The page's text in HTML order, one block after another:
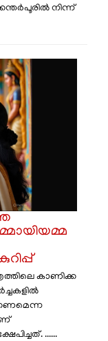
നിന്ന്
കാണിക്ക
......